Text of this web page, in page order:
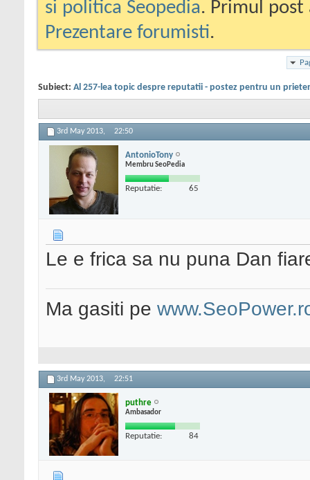
si politica Seopedia. Primul
Prezentare forumisti.
Subiect: Al 257-lea topic despre reputatii - postez pentru un
3rd May 2013, 22:50
AntonioTony
Membru SeoPedia
Reputatie: 65
Le e frica sa nu puna Dan
Ma gasiti pe
3rd May 2013, 22:51
puthre
Ambasador
Reputatie: 84